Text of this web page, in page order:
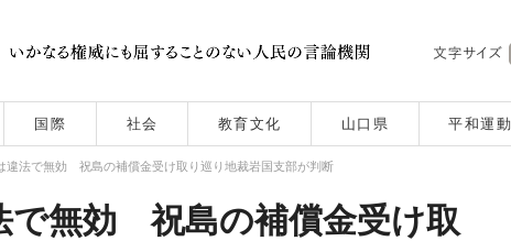
国際 社会 教育文化 山口県 平和運動
違法で無効 祝島の補償金受け取り巡り地裁岩国支部が判断
で無効 祝島の補償金受け取